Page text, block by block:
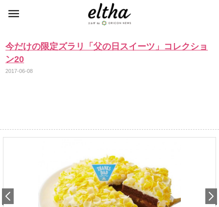
今だけの限定ズラリ「父の日スイーツ」コレクショ
ン20
2017-06-08